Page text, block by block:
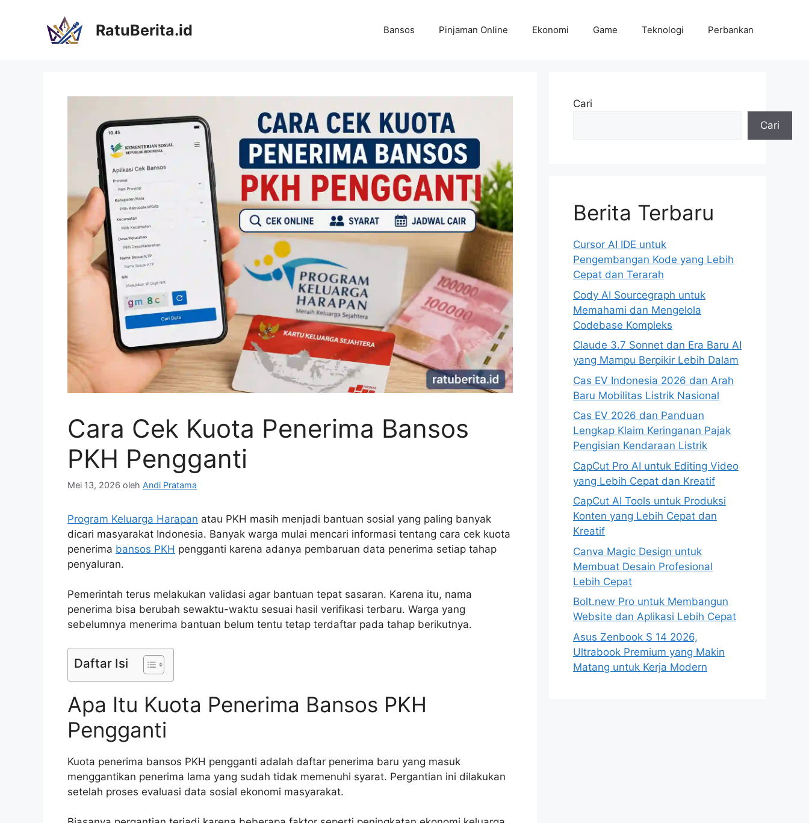
RatuBerita.id Bansos Pinjaman Online Ekonomi Game Teknologi Perbankan
Cara Cek Kuota Penerima Bansos
PKH Pengganti
Mei 13, 2026 oleh Andi Pratama
Program Keluarga Harapan atau PKH masih menjadi bantuan sosial yang paling banyak
dicari masyarakat Indonesia. Banyak warga mulai mencari informasi tentang cara cek kuota
penerima bansos PKH pengganti karena adanya pembaruan data penerima setiap tahap
penyaluran.
Pemerintah terus melakukan validasi agar bantuan tepat sasaran. Karena itu, nama
penerima bisa berubah sewaktu-waktu sesuai hasil verifikasi terbaru. Warga yang
sebelumnya menerima bantuan belum tentu tetap terdaftar pada tahap berikutnya.
Daftar Isi
Apa Itu Kuota Penerima Bansos PKH
Pengganti
Kuota penerima bansos PKH pengganti adalah daftar penerima baru yang masuk
menggantikan penerima lama yang sudah tidak memenuhi syarat. Pergantian ini dilakukan
setelah proses evaluasi data sosial ekonomi masyarakat.
Cari
Cari
Berita Terbaru
Cursor AI IDE untuk
Pengembangan Kode yang Lebih
Cepat dan Terarah
Cody AI Sourcegraph untuk
Memahami dan Mengelola
Codebase Kompleks
Claude 3.7 Sonnet dan Era Baru AI
yang Mampu Berpikir Lebih Dalam
Cas EV Indonesia 2026 dan Arah
Baru Mobilitas Listrik Nasional
Cas EV 2026 dan Panduan
Lengkap Klaim Keringanan Pajak
Pengisian Kendaraan Listrik
CapCut Pro AI untuk Editing Video
yang Lebih Cepat dan Kreatif
CapCut AI Tools untuk Produksi
Konten yang Lebih Cepat dan
Kreatif
Canva Magic Design untuk
Membuat Desain Profesional
Lebih Cepat
Bolt.new Pro untuk Membangun
Website dan Aplikasi Lebih Cepat
Asus Zenbook S 14 2026,
Ultrabook Premium yang Makin
Matang untuk Kerja Modern